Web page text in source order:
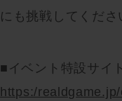
にも挑戦してくださ
■イベント特設サイト
https:/